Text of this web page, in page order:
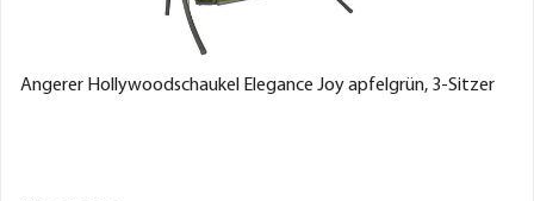
Angerer Hollywoodschaukel Elegance Joy apfelgrün, 3-Sitzer